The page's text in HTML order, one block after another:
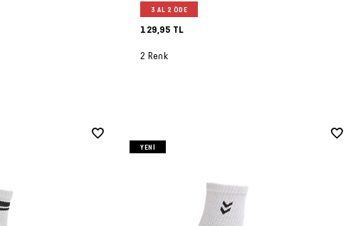
3 AL 2 ÖDE
129,95 TL
2 Renk
YENI